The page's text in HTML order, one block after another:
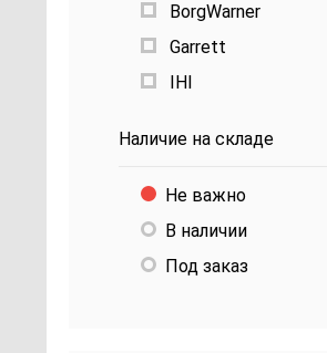
BorgWarner
Garrett
IHI
Наличие на складе
Не важно
В наличии
Под заказ